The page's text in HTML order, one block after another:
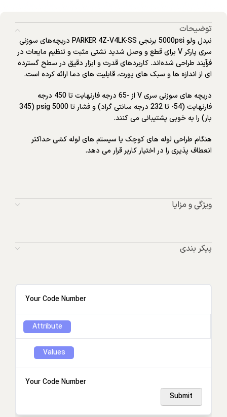
توضیحات
نیدل ولو 5000psi برنجی PARKER 4Z-V4LK-SS دریچه‌های سوزنی
سری پارکر V برای قطع و وصل شدید نشتی مثبت و تنظیم مایعات در
فرآیند طراحی شده‌اند. کاربردهای قدرت و ابزار دقیق در سطح گسترده
ای از اندازه ها و سبک های پورت، قابلیت های دما ارائه کرده است.
دریچه های سوزنی سری V از -65 درجه فارنهایت تا 450 درجه
فارنهایت (54- تا 232 درجه سانتی گراد) و فشار تا 5000 psig (345
بار) را به خوبی پشتیبانی می کنند.
هنگام طراحی لوله های کوچک یا سیستم های لوله کشی حداکثر
انعطاف پذیری را در اختیار کاربر قرار می دهد.
ویژگی و مزایا
پیکر بندی
Your Code Number
Attribute
Values
Your Code Number
Submit